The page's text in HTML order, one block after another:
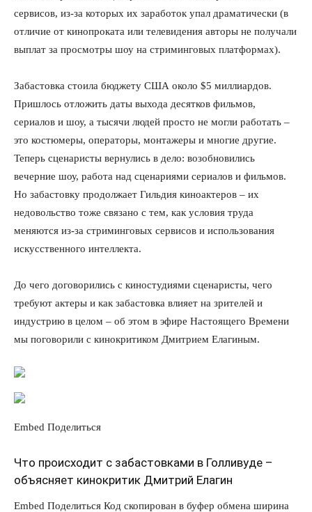
сервисов, из-за которых их заработок упал драматически (в
отличие от кинопроката или телевидения авторы не получали
выплат за просмотры шоу на стриминговых платформах).
Забастовка стоила бюджету США около $5 миллиардов.
Пришлось отложить даты выхода десятков фильмов,
сериалов и шоу, а тысячи людей просто не могли работать –
это костюмеры, операторы, монтажеры и многие другие.
Теперь сценаристы вернулись в дело: возобновились
вечерние шоу, работа над сценариями сериалов и фильмов.
Но забастовку продолжает Гильдия киноактеров – их
недовольство тоже связано с тем, как условия труда
меняются из-за стриминговых сервисов и использования
искусственного интеллекта.
До чего договорились с киностудиями сценаристы, чего
требуют актеры и как забастовка влияет на зрителей и
индустрию в целом – об этом в эфире Настоящего Времени
мы поговорили с кинокритиком Дмитрием Елагиным.
Embed Поделиться
Что происходит с забастовками в Голливуде –
объясняет кинокритик Дмитрий Елагин
Embed Поделиться Код скопирован в буфер обмена ширина